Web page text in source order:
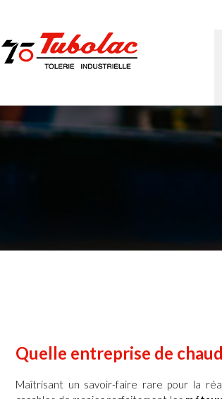
Quelle entreprise de
Maîtrisant un savoir-faire rare pour la